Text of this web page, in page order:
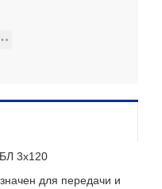
3х120
для передачи и